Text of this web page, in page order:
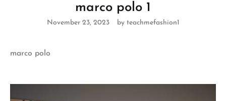
marco polo 1
November 23, 2023 by teachmefashion1
marco polo